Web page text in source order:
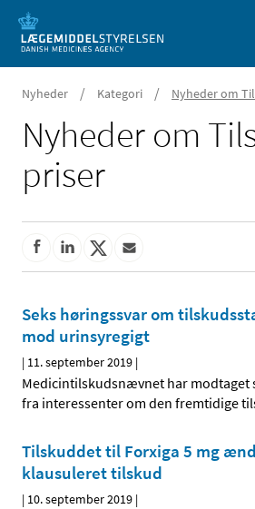
Nyheder / Kategori / Nyheder om
Nyheder om
priser
Seks høringssvar om
mod urinsyregigt
| 11. september 2019 |
Medicintilskudsnævnet har modtaget
fra interessenter om den fremtidige
Tilskuddet til Forxiga 5 mg
klausuleret tilskud
| 10. september 2019 |